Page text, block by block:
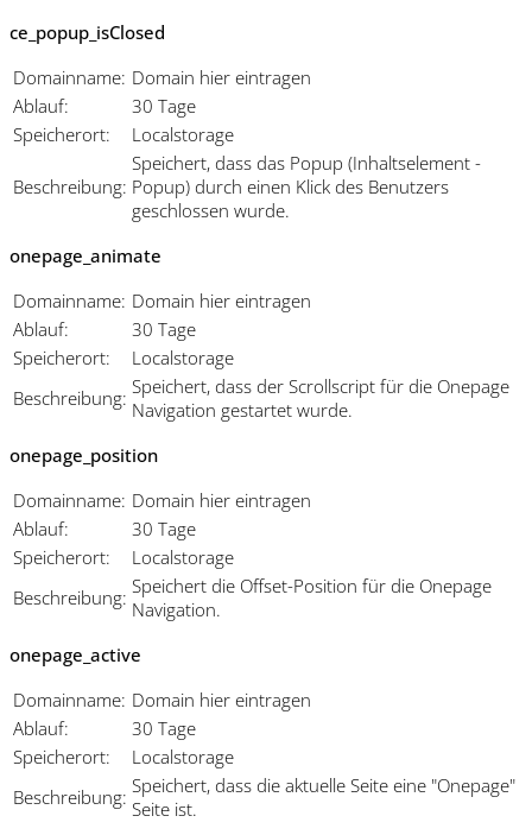
ce_popup_isClosed
Domainname: Domain hier eintragen
Ablauf:
30 Tage
Speicherort:
Localstorage
Beschreibung:
Speichert, dass das Popup (Inhaltselement -
Popup) durch einen Klick des Benutzers
geschlossen wurde.
onepage_animate
Domainname: Domain hier eintragen
Ablauf:
30 Tage
Speicherort:
Localstorage
Beschreibung: Speichert, dass der Scrollscript für die Onepage
Navigation gestartet wurde.
onepage_position
Domainname: Domain hier eintragen
Ablauf:
30 Tage
Speicherort:
Localstorage
Beschreibung: Speichert die Offset-Position für die Onepage
Navigation.
onepage_active
Domainname: Domain hier eintragen
Ablauf:
30 Tage
Speicherort:
Localstorage
Beschreibung: Speichert, dass die aktuelle Seite eine "Onepage"
Seite ist.